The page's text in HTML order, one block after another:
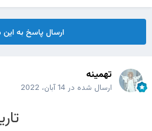
ارسال پاسخ به
تهمینه
ارسال شده در 14 آبان، 2022